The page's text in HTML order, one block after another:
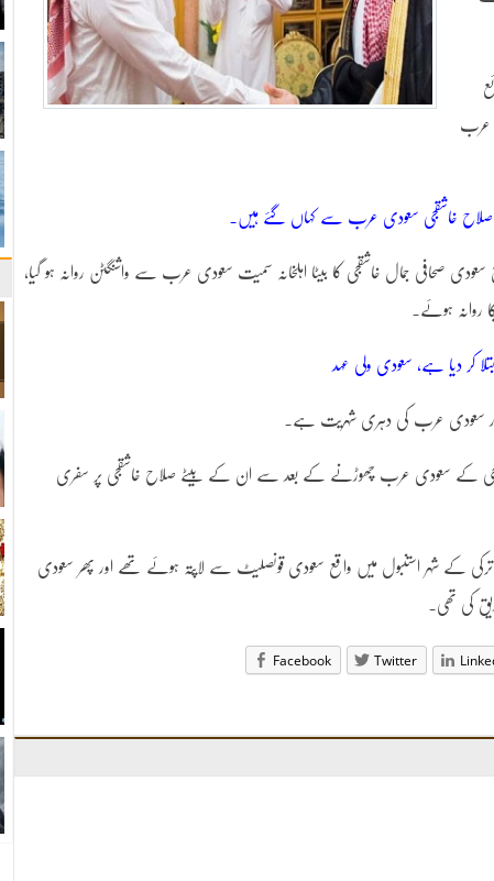
عرب
صلاح خاشقجی سعودی عرب سے کہاں گئے ہیں۔
صحافی جمال خاشقجی کا بیٹا اہلخانہ سمیت سعودی عرب سے واشنگٹن روانہ ہو گیا،
روانہ ہوئے۔
کر دیا ہے، سعودی ولی عہد
سعودی عرب کی دہری شہریت ہے۔
کے سعودی عرب چھوڑنے کے بعد سے ان کے بیٹے صلاح خاشقجی پر سفری
ترکی کے شہر استنبول میں واقع سعودی قونصلیٹ سے لاپتہ ہوئے تھے اور پھر سعودی
Facebook Twitter